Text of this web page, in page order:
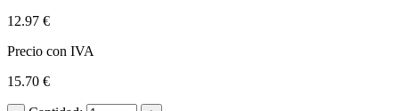
12.97 €
Precio con IVA
15.70 €